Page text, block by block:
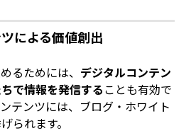
による価値創出
るためには、 デジタルコンテン
で情報を発信することも有効で
テンツには、ブログ・ホワイト
られます。